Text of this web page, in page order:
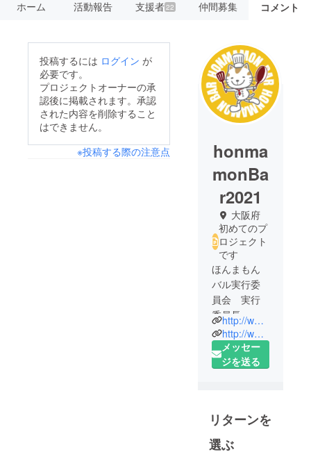
ホーム 活動報告 支援者22 仲間募集 コメント
投稿するには ログイン が
必要です。
プロジェクトオーナーの承
認後に掲載されます。承認
された内容を削除すること
はできません。
※投稿する際の注意点
honma
monBa
r2021
大阪府
初めてのプ
ロジェクト
です
ほんまもん
バル実行委
員会 実行
委員長
ドラマ
ティックギ
フト代表
http://www.bar06.jp
http://www.dramaticgift.jp
メッセー
ジを送る
リターンを
選ぶ